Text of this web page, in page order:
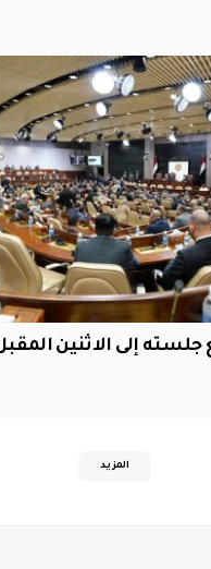
جلسته إلى الاثنين
المزيد